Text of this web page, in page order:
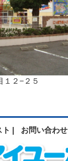
１２−２５
| お問い合わせ |